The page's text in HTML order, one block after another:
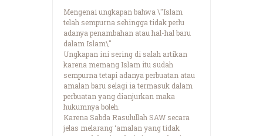
Mengenai ungkapan bahwa \"Islam
telah sempurna sehingga tidak perlu
adanya penambahan atau hal-hal baru
dalam Islam\"
Ungkapan ini sering di salah artikan
karena memang Islam itu sudah
sempurna tetapi adanya perbuatan atau
amalan baru selagi ia termasuk dalam
perbuatan yang dianjurkan maka
hukumnya boleh.
Karena Sabda Rasulullah SAW secara
jelas melarang ‘amalan yang tidak